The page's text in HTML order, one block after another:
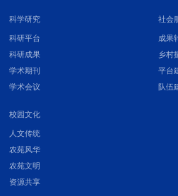
科学研究
科研平台
科研成果
学术期刊
学术会议
社会
成果
乡村
平台
队伍
校园文化
人文传统
农苑风华
农苑文明
资源共享